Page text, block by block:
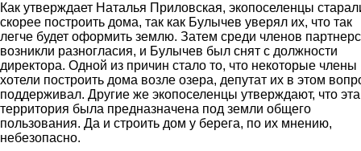
Как утверждает Наталья Приловская, экопоселенцы
скорее построить дома, так как Булычев уверял их, что так
легче будет оформить землю. Затем среди членов
возникли разногласия, и Булычев был снят с должности
директора. Одной из причин стало то, что некоторые члены
хотели построить дома возле озера, депутат их в этом
поддерживал. Другие же экопоселенцы утверждают, что эта
территория была предназначена под земли общего
пользования. Да и строить дом у берега, по их мнению,
небезопасно.